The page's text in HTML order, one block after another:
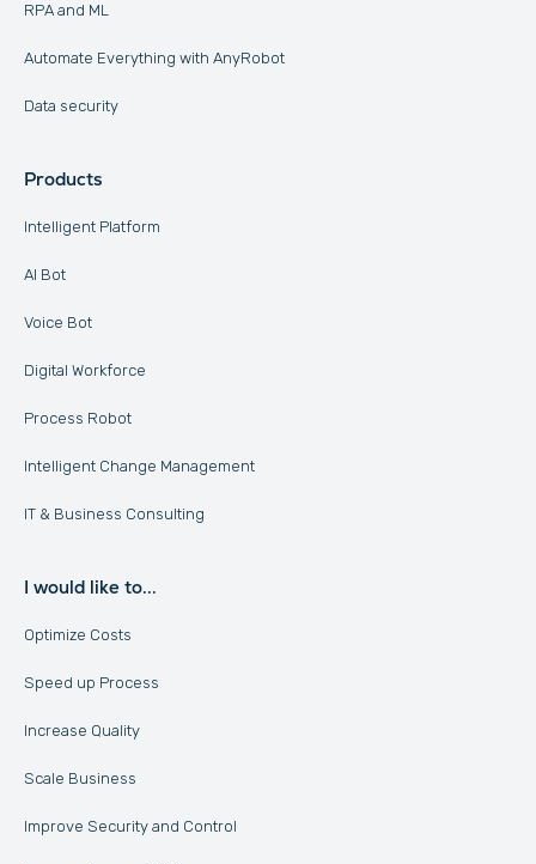
RPA and ML
Automate Everything with AnyRobot
Data security
Products
Intelligent Platform
AI Bot
Voice Bot
Digital Workforce
Process Robot
Intelligent Change Management
IT & Business Consulting
I would like to...
Optimize Costs
Speed up Process
Increase Quality
Scale Business
Improve Security and Control